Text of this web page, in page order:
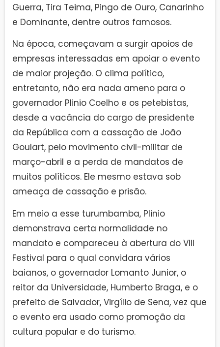
Guerra, Tira Teima, Pingo de Ouro, Canarinho
e Dominante, dentre outros famosos.
Na época, começavam a surgir apoios de
empresas interessadas em apoiar o evento
de maior projeção. O clima político,
entretanto, não era nada ameno para o
governador Plinio Coelho e os petebistas,
desde a vacância do cargo de presidente
da República com a cassação de João
Goulart, pelo movimento civil-militar de
março-abril e a perda de mandatos de
muitos políticos. Ele mesmo estava sob
ameaça de cassação e prisão.
Em meio a esse turumbamba, Plinio
demonstrava certa normalidade no
mandato e compareceu à abertura do VIII
Festival para o qual convidara vários
baianos, o governador Lomanto Junior, o
reitor da Universidade, Humberto Braga, e o
prefeito de Salvador, Virgílio de Sena, vez que
o evento era usado como promoção da
cultura popular e do turismo.